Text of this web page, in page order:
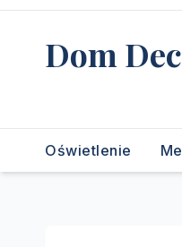
Skip
contentDom
Oświetlenie